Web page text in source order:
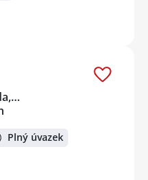
Plný úvazek